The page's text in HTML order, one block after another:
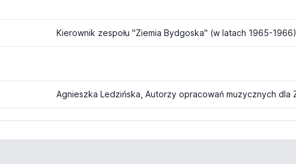
Kierownik zespołu "Ziemia Bydgoska" (w latach 1965-1966)